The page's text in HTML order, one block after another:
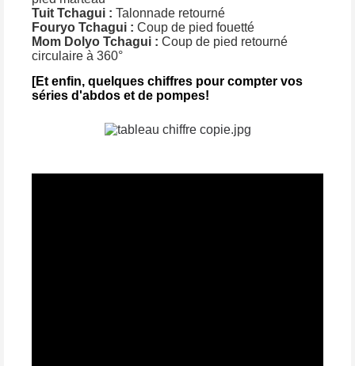
Tuit Tchagui : Talonnade retourné
Fouryo Tchagui : Coup de pied fouetté
Mom Dolyo Tchagui : Coup de pied retourné
circulaire à 360°
[Et enfin, quelques chiffres pour compter vos
séries d'abdos et de pompes!